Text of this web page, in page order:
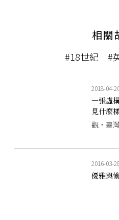
相關
#18世紀 #
2018-04-
一張虛
見什麼
觀‧臺
2016-03-
優雅與